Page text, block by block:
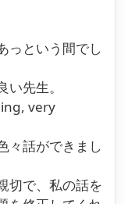
っという間でし
先生。
very
々話ができまし
切で、私の話を